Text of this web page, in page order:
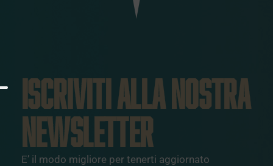
ISCRIVITI ALLA NOSTRA
NEWSLETTER
E’ il modo migliore per tenerti aggiornato